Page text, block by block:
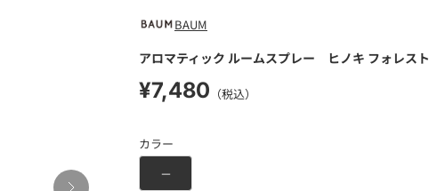
BAUM
アロマティック ルームスプレー ヒノキ フォレスト
¥7,480 （税込）
カラー
－